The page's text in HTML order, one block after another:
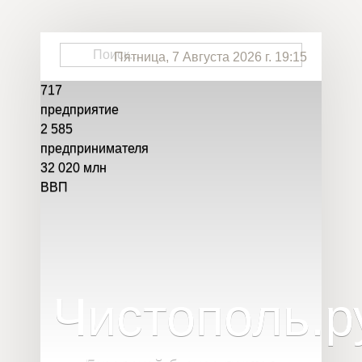
Пятница, 7 Августа 2026 г. 19:15
717
предприятие
2 585
предпринимателя
32 020 млн
ВВП
Чистополь